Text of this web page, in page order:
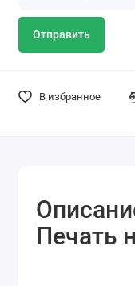
Отправить
В избранное
Печать